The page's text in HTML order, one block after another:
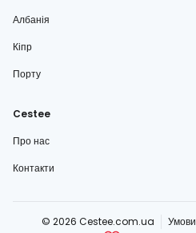
Албанія
Кіпр
Порту
Cestee
Про нас
Контакти
© 2026 Cestee.com.ua Умови